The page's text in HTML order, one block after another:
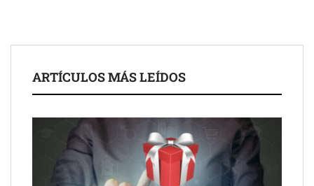
ARTÍCULOS MÁS LEÍDOS